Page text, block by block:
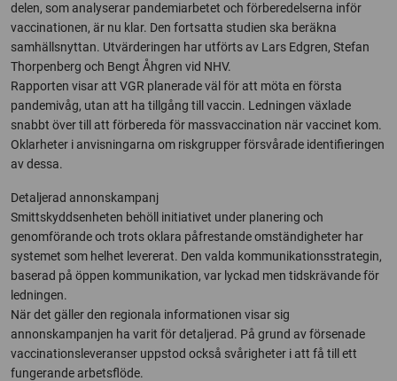
delen, som analyserar pandemiarbetet och förberedelserna inför
vaccinationen, är nu klar. Den fortsatta studien ska beräkna
samhällsnyttan. Utvärderingen har utförts av Lars Edgren, Stefan
Thorpenberg och Bengt Åhgren vid NHV.
Rapporten visar att VGR planerade väl för att möta en första
pandemivåg, utan att ha tillgång till vaccin. Ledningen växlade
snabbt över till att förbereda för massvaccination när vaccinet kom.
Oklarheter i anvisningarna om riskgrupper försvårade identifieringen
av dessa.
Detaljerad annonskampanj
Smittskyddsenheten behöll initiativet under planering och
genomförande och trots oklara påfrestande omständigheter har
systemet som helhet levererat. Den valda kommunikationsstrategin,
baserad på öppen kommunikation, var lyckad men tidskrävande för
ledningen.
När det gäller den regionala informationen visar sig
annonskampanjen ha varit för detaljerad. På grund av försenade
vaccinationsleveranser uppstod också svårigheter i att få till ett
fungerande arbetsflöde.